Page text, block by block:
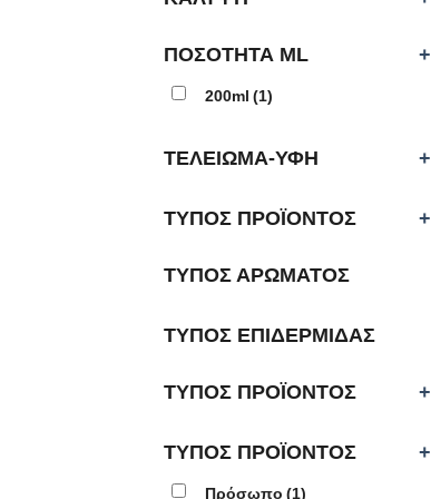
ΠΟΣΟΤΗΤΑ ML +
200ml (1)
ΤΕΛΕΙΩΜΑ-ΥΦΗ +
ΤΥΠΟΣ ΠΡΟΪΟΝΤΟΣ +
ΤΥΠΟΣ ΑΡΩΜΑΤΟΣ
ΤΥΠΟΣ ΕΠΙΔΕΡΜΙΔΑΣ
ΤΥΠΟΣ ΠΡΟΪΟΝΤΟΣ +
ΤΥΠΟΣ ΠΡΟΪΟΝΤΟΣ +
Πρόσωπο (1)